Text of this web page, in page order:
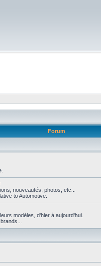
Forum
nouveautés, photos, etc...
to Automotive.
modèles, d'hier à aujourd'hui.